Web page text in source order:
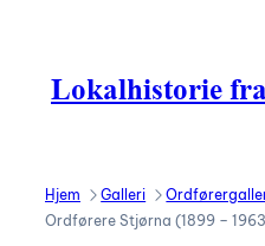
Lokalhistorie
Hjem Galleri
Ordførere Stjørna (1899 –